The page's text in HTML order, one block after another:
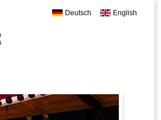
Deutsch English